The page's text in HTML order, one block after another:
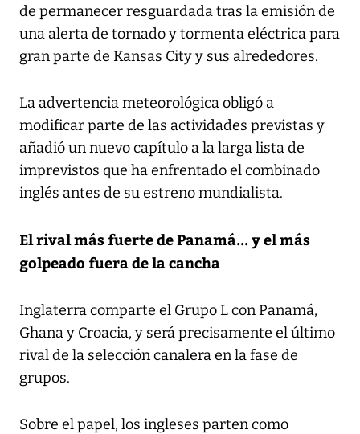
de permanecer resguardada tras la emisión de
una alerta de tornado y tormenta eléctrica para
gran parte de Kansas City y sus alrededores.
La advertencia meteorológica obligó a
modificar parte de las actividades previstas y
añadió un nuevo capítulo a la larga lista de
imprevistos que ha enfrentado el combinado
inglés antes de su estreno mundialista.
El rival más fuerte de Panamá... y el más
golpeado fuera de la cancha
Inglaterra comparte el Grupo L con Panamá,
Ghana y Croacia, y será precisamente el último
rival de la selección canalera en la fase de
grupos.
Sobre el papel, los ingleses parten como